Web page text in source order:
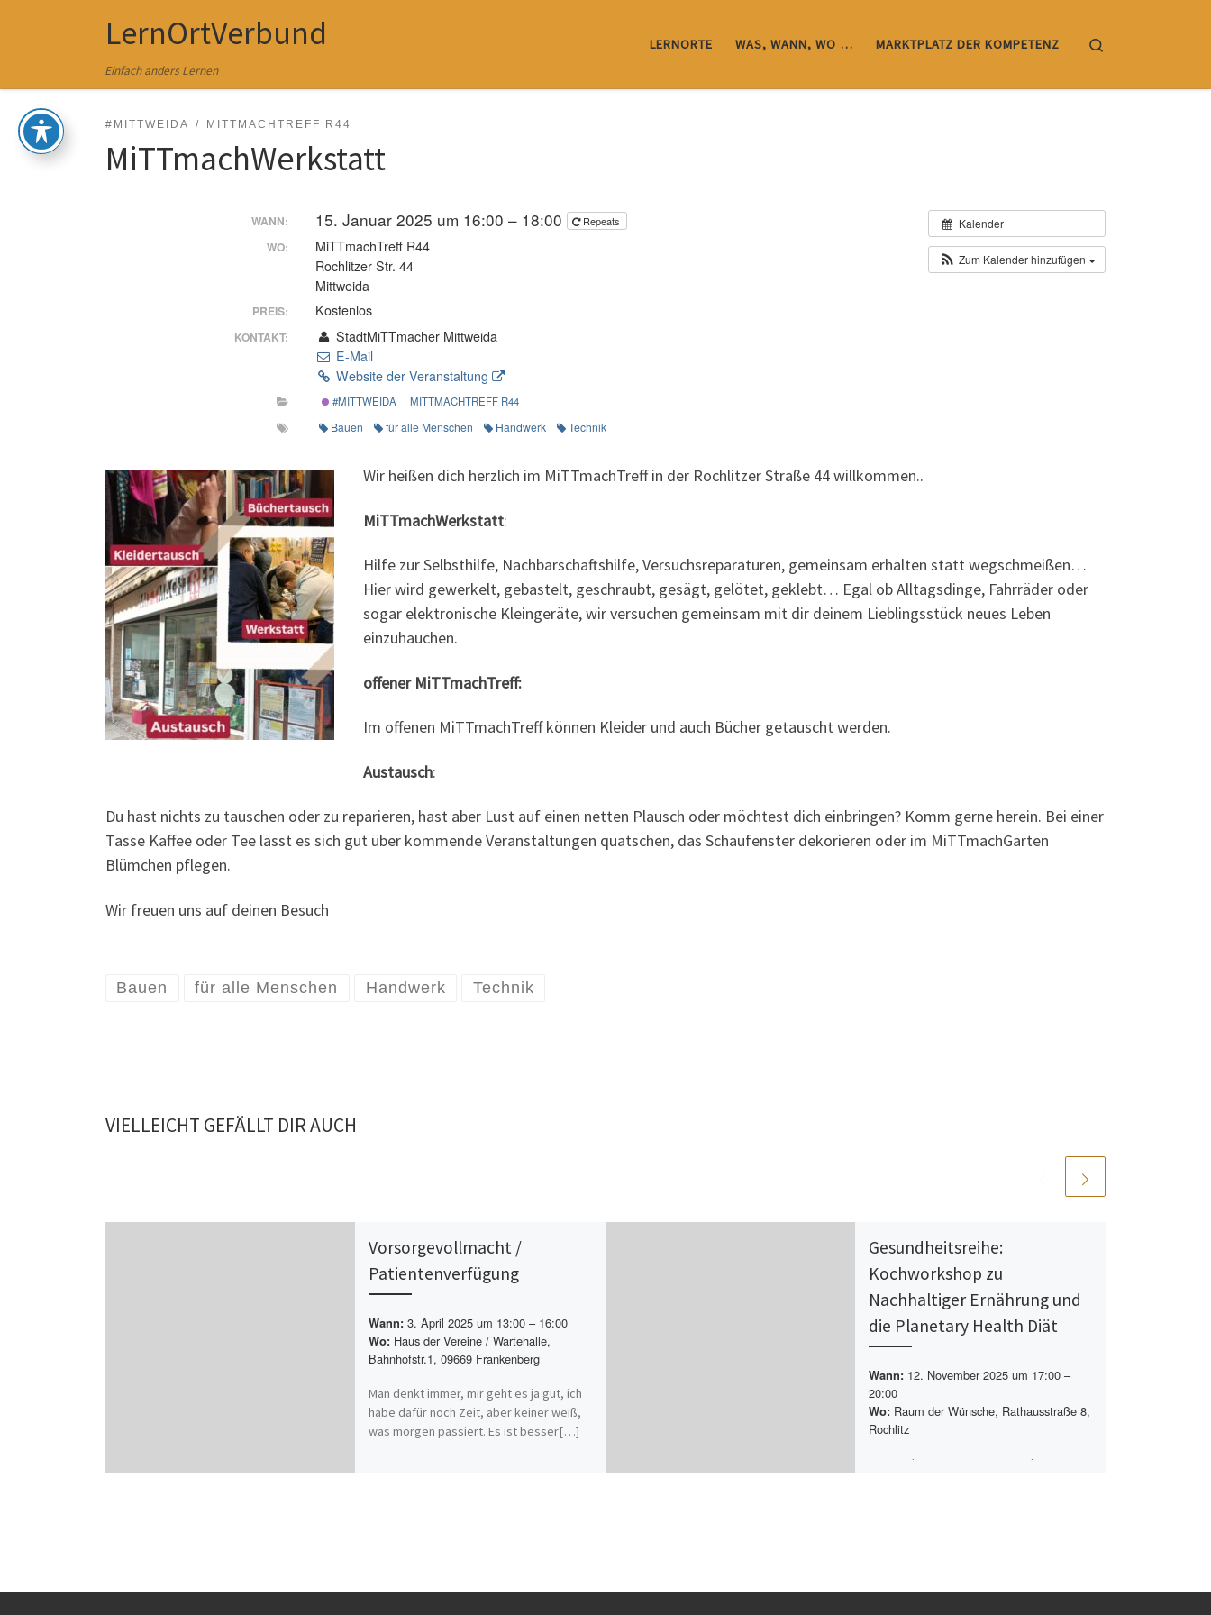
Zum Inhalt springenLernOrtVerbund
Einfach anders Lernen
LERNORTE WAS, WANN, WO … MARKTPLATZ DER KOMPETENZ
#MITTWEIDA MITTMACHTREFF R44
MiTTmachWerkstatt
Kalender
Zum Kalender hinzufügen
WANN: 15. Januar 2025 um 16:00 – 18:00 Repeats
WO:
MiTTmachTreff R44
Rochlitzer Str. 44
Mittweida
PREIS: Kostenlos
KONTAKT:
StadtMiTTmacher Mittweida
E-Mail
Website der Veranstaltung
#MITTWEIDA MITTMACHTREFF R44
Bauen für alle Menschen Handwerk Technik
Wir heißen dich herzlich im MiTTmachTreff in der Rochlitzer Straße 44 willkommen..
MiTTmachWerkstatt:
Hilfe zur Selbsthilfe, Nachbarschaftshilfe, Versuchsreparaturen, gemeinsam erhalten statt wegschmeißen…
Hier wird gewerkelt, gebastelt, geschraubt, gesägt, gelötet, geklebt… Egal ob Alltagsdinge, Fahrräder oder
sogar elektronische Kleingeräte, wir versuchen gemeinsam mit dir deinem Lieblingsstück neues Leben
einzuhauchen.
offener MiTTmachTreff:
Im offenen MiTTmachTreff können Kleider und auch Bücher getauscht werden.
Austausch:
Du hast nichts zu tauschen oder zu reparieren, hast aber Lust auf einen netten Plausch oder möchtest dich einbringen? Komm gerne herein. Bei einer
Tasse Kaffee oder Tee lässt es sich gut über kommende Veranstaltungen quatschen, das Schaufenster dekorieren oder im MiTTmachGarten
Blümchen pflegen.
Wir freuen uns auf deinen Besuch
Bauen für alle Menschen Handwerk Technik
VIELLEICHT GEFÄLLT DIR AUCH
Vorsorgevollmacht /
Patientenverfügung
Wann: 3. April 2025 um 13:00 – 16:00
Wo: Haus der Vereine / Wartehalle,
Bahnhofstr.1, 09669 Frankenberg
Man denkt immer, mir geht es ja gut, ich
habe dafür noch Zeit, aber keiner weiß,
was morgen passiert. Es ist besser[…]
Gesundheitsreihe:
Kochworkshop zu
Nachhaltiger Ernährung und
die Planetary Health Diät
Wann: 12. November 2025 um 17:00 –
20:00
Wo: Raum der Wünsche, Rathausstraße 8,
Rochlitz
Mittwoch 12.11.25 von 17–20 Uhr